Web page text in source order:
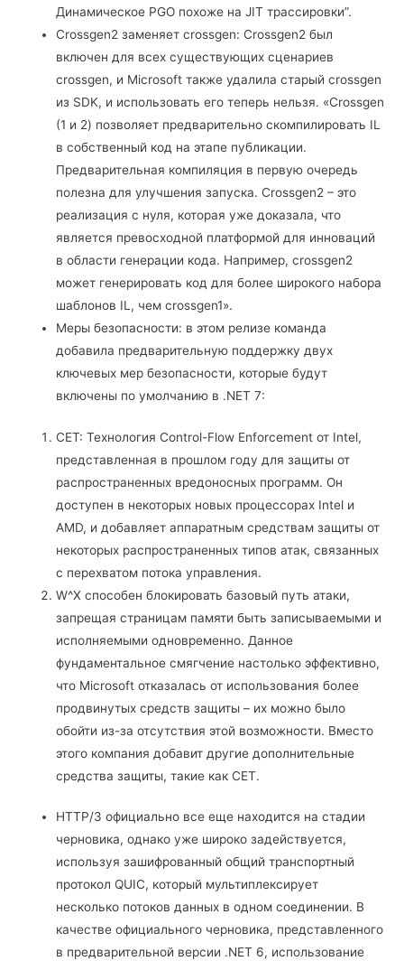
Динамическое PGO похоже на JIT трассировки”.
Crossgen2 заменяет crossgen: Crossgen2 был
включен для всех существующих сценариев
crossgen, и Microsoft также удалила старый crossgen
из SDK, и использовать его теперь нельзя. «Crossgen
(1 и 2) позволяет предварительно скомпилировать IL
в собственный код на этапе публикации.
Предварительная компиляция в первую очередь
полезна для улучшения запуска. Crossgen2 – это
реализация с нуля, которая уже доказала, что
является превосходной платформой для инноваций
в области генерации кода. Например, crossgen2
может генерировать код для более широкого набора
шаблонов IL, чем crossgen1».
Меры безопасности: в этом релизе команда
добавила предварительную поддержку двух
ключевых мер безопасности, которые будут
включены по умолчанию в .NET 7:
CET: Технология Control-Flow Enforcement от Intel,
представленная в прошлом году для защиты от
распространенных вредоносных программ. Он
доступен в некоторых новых процессорах Intel и
AMD, и добавляет аппаратным средствам защиты от
некоторых распространенных типов атак, связанных
с перехватом потока управления.
W^X способен блокировать базовый путь атаки,
запрещая страницам памяти быть записываемыми и
исполняемыми одновременно. Данное
фундаментальное смягчение настолько эффективно,
что Microsoft отказалась от использования более
продвинутых средств защиты – их можно было
обойти из-за отсутствия этой возможности. Вместо
этого компания добавит другие дополнительные
средства защиты, такие как CET.
HTTP/3 официально все еще находится на стадии
черновика, однако уже широко задействуется,
используя зашифрованный общий транспортный
протокол QUIC, который мультиплексирует
несколько потоков данных в одном соединении. В
качестве официального черновика, представленного
в предварительной версии .NET 6, использование